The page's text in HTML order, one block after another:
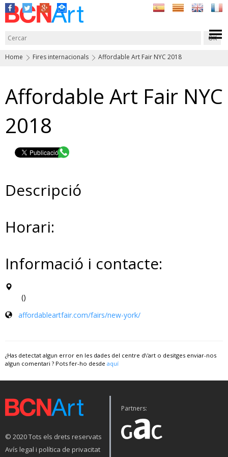
Home Fires internacionals Affordable Art Fair NYC 2018
Affordable Art Fair NYC
2018
Descripció
Horari:
Informació i contacte:
()
affordableartfair.com/fairs/new-york/
¿Has detectat algun error en les dades del centre d\'art o desitges enviar-nos
algun comentari ? Pots fer-ho desde aquí
© 2020 Tots els drets reservats
Avís legal i política de privacitat
Partners: